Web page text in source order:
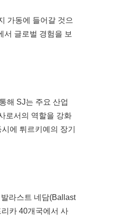
가동에 들어갈 것으
서 글로벌 경험을 보
해 SJ는 주요 산업
로서의 역할을 강화
에 튀르키예의 장기
라스트 네담(Ballast
카 40개국에서 사